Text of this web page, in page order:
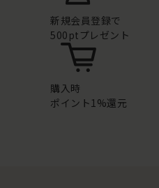
新規会員登録で
500ptプレゼント
購入時
ポイント1%還元